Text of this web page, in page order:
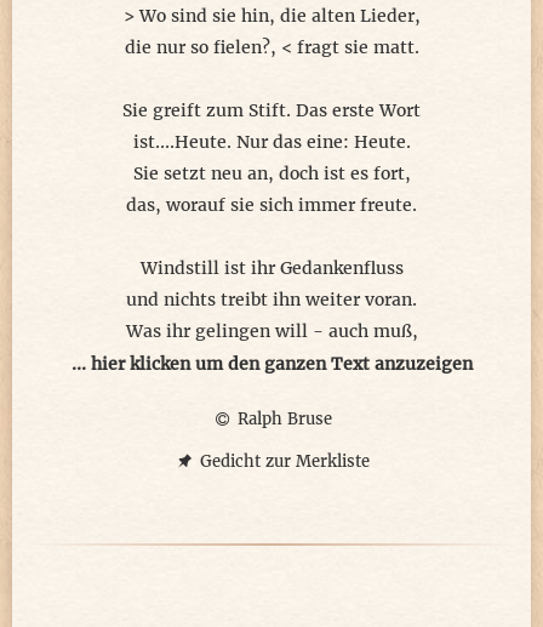
´´Anderswo´´)
> Wo sind sie hin, die alten Lieder,
die nur so fielen?, < fragt sie matt.
Sie greift zum Stift. Das erste Wort
ist....Heute. Nur das eine: Heute.
Sie setzt neu an, doch ist es fort,
das, worauf sie sich immer freute.
Windstill ist ihr Gedankenfluss
und nichts treibt ihn weiter voran.
Was ihr gelingen will - auch muß,
wird heut´ nicht - vielleicht irgendwann.
Da draußen, am Balkon, in Kästen,
pfeifen zwei Amseln ihr was vor.
... hier klicken um den ganzen Text anzuzeigen
Ralph Bruse
Gedicht zur Merkliste